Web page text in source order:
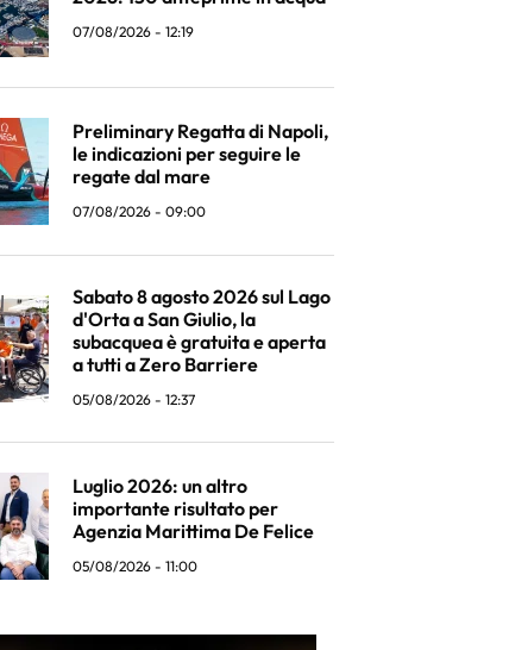
07/08/2026 - 12:19
Preliminary Regatta di Napoli,
le indicazioni per seguire le
regate dal mare
07/08/2026 - 09:00
Sabato 8 agosto 2026 sul Lago
d'Orta a San Giulio, la
subacquea è gratuita e aperta
a tutti a Zero Barriere
05/08/2026 - 12:37
Luglio 2026: un altro
importante risultato per
Agenzia Marittima De Felice
05/08/2026 - 11:00